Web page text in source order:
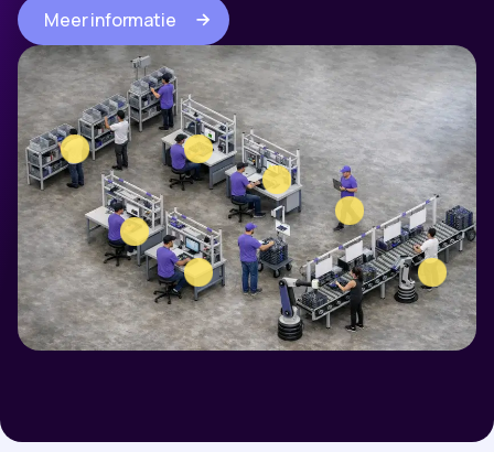
Meer informatie